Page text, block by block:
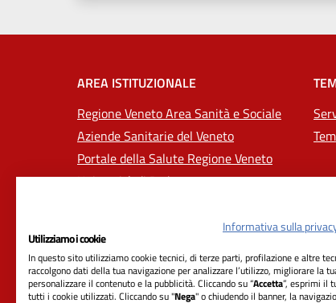
AREA ISTITUZIONALE
Regione Veneto Area Sanità e Sociale
Aziende Sanitarie del Veneto
Portale della Salute Regione Veneto
Università di Padova
Informativa sulla
Utilizziamo i cookie
In questo sito utilizziamo cookie tecnici, di terze parti, profilazione e altre
raccolgono dati della tua navigazione per analizzare l’utilizzo, migliorare la
personalizzare il contenuto e la pubblicità. Cliccando su “Accetta”, esprimi il
tutti i cookie utilizzati. Cliccando su "Nega" o chiudendo il banner, la